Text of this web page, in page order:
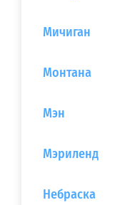
Мичиган
Монтана
Мэн
Мэриленд
Небраска